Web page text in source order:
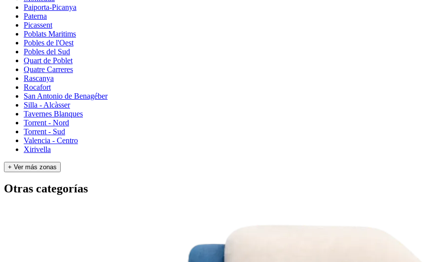
Paiporta-Picanya
Paterna
Picassent
Poblats Maritims
Pobles de l'Oest
Pobles del Sud
Quart de Poblet
Quatre Carreres
Rascanya
Rocafort
San Antonio de Benagéber
Silla - Alcàsser
Tavernes Blanques
Torrent - Nord
Torrent - Sud
Valencia - Centro
Xirivella
+ Ver más zonas
Otras categorías